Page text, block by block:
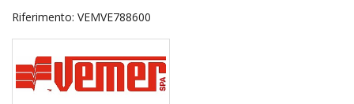
Riferimento: VEMVE788600